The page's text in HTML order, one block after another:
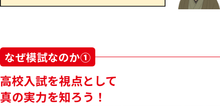
なぜ模試なのか①
高校入試を視点として
真の実力を知ろう！